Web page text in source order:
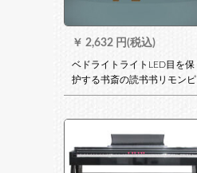
￥ 2,632 円(税込)
ベドライトライトLED目を保
护する书斎の読书书リモンピ
アノ北欧ネトレッドのセンス